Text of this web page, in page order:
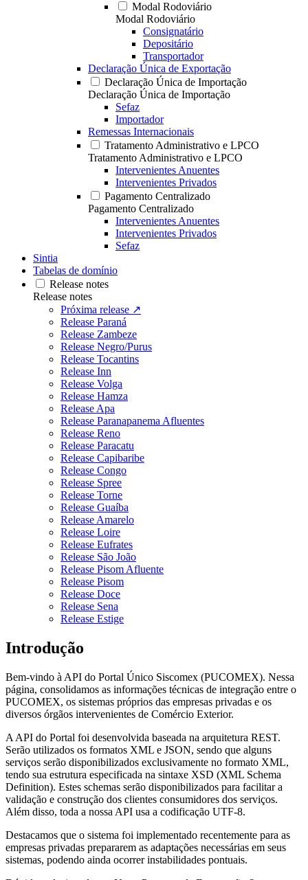
Modal Rodoviário
Modal Rodoviário
Consignatário
Depositário
Transportador
Declaração Única de Exportação
Declaração Única de Importação
Declaração Única de Importação
Sefaz
Importador
Remessas Internacionais
Tratamento Administrativo e LPCO
Tratamento Administrativo e LPCO
Intervenientes Anuentes
Intervenientes Privados
Pagamento Centralizado
Pagamento Centralizado
Intervenientes Anuentes
Intervenientes Privados
Sefaz
Sintia
Tabelas de domínio
Release notes
Release notes
Próxima release ↗
Release Paraná
Release Zambeze
Release Negro/Purus
Release Tocantins
Release Inn
Release Volga
Release Hamza
Release Apa
Release Paranapanema Afluentes
Release Reno
Release Paracatu
Release Capibaribe
Release Congo
Release Spree
Release Torne
Release Guaíba
Release Amarelo
Release Loire
Release Eufrates
Release São João
Release Pisom Afluente
Release Pisom
Release Doce
Release Sena
Release Estige
Introdução
Bem-vindo à API do Portal Único Siscomex (PUCOMEX). Nessa
página, consolidamos as informações técnicas de integração entre o
PUCOMEX, os sistemas próprios das empresas privadas e os
diversos órgãos intervenientes de Comércio Exterior.
A API do Portal foi desenvolvida baseada na arquitetura REST.
Serão utilizados os formatos XML e JSON, sendo que alguns
serviços serão disponibilizados exclusivamente no formato XML,
tendo sua estrutura especificada na sintaxe XSD (XML Schema
Definition). Estes schemas serão disponibilizados para facilitar a
validação e construção dos clientes consumidores dos serviços.
Além disso, toda a nossa API usa a codificação UTF-8.
Destacamos que o sistema foi implementado recentemente para as
empresas privadas prepararem as adaptações necessárias em seus
sistemas, podendo ainda ocorrer instabilidades pontuais.